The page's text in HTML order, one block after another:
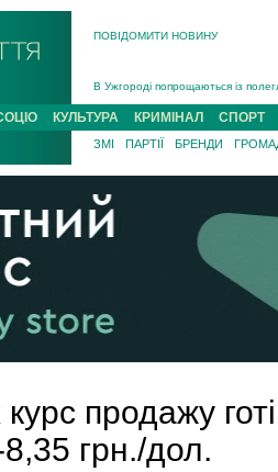
ПОВІДОМИТИ НОВИНУ
В Ужгороді попрощаються із
В Ужгороді 5 серпня
Підтвердили загибель
На війні з рф поліг військовий з
На Хустщині внаслідок ДТП за
Інструктора районного ТЦК на
КУЛЬТУРА КРИМІНАЛ СПОРТ
ЗМІ ПАРТІЇ БРЕНДИ
продажу
грн./дол.